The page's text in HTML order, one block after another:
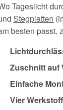
Tageslicht
Stegplatten
besten passt,
Zuschnitt auf
Einfache
Vier